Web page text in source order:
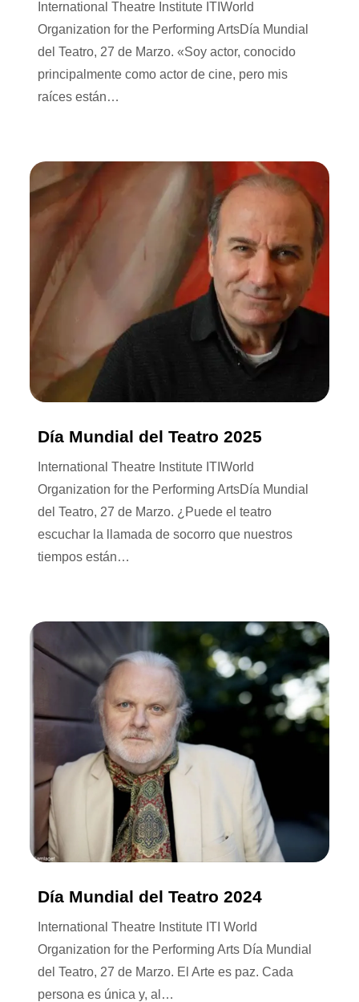
International Theatre Institute ITIWorld
Organization for the Performing ArtsDía Mundial
del Teatro, 27 de Marzo. «Soy actor, conocido
principalmente como actor de cine, pero mis
raíces están…
Día Mundial del Teatro 2025
International Theatre Institute ITIWorld
Organization for the Performing ArtsDía Mundial
del Teatro, 27 de Marzo. ¿Puede el teatro
escuchar la llamada de socorro que nuestros
tiempos están…
Día Mundial del Teatro 2024
International Theatre Institute ITI World
Organization for the Performing Arts Día Mundial
del Teatro, 27 de Marzo. El Arte es paz. Cada
persona es única y, al…